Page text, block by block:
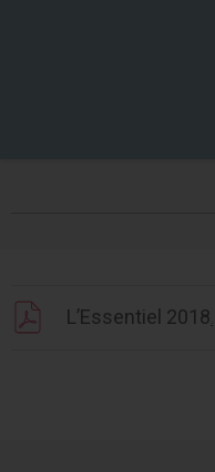
L’Essentiel 2018